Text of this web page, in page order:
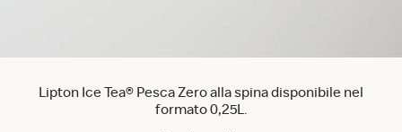
Lipton Ice Tea® Pesca Zero alla spina disponibile nel
formato 0,25L.